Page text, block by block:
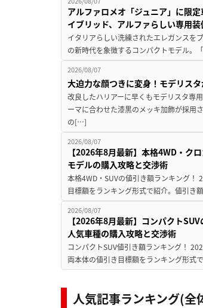
アルファロメオ「ジュニア」に限
イブリッド、アルファらしい専用装
イタリアらしい洗練されたエレガンスを
の新時代を象徴するコンパクトモデル
2026/08/07
大迫力な顔つきに変身！モデリス
改良したハリアーに早くもモデリスタ専
ーマに合わせた漆黒のメッキ加飾が採用
の[…]
2026/08/07
【2026年8月最新】本格4WD・ク
モデルの購入攻略と交渉術
本格4WD・SUVの値引き額ランキング！
目標額をランキング形式で紹介。値引
2026/08/07
【2026年8月最新】コンパクト
人気車種の購入攻略と交渉術
コンパクトSUV値引き額ランキング！
両本体の値引き目標額をランキング形式
人気記事ランキング(全